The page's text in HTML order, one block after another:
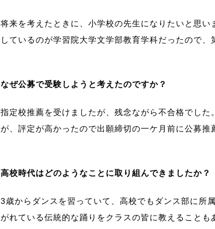
将来を考えたときに、小学校の先生になりたいと思
しているのが学習院大学文学部教育学科だったので、
なぜ公募で受験しようと考えたのですか？
指定校推薦を受けましたが、残念ながら不合格でし
が、評定が高かったので出願締切の一ケ月前に公募推
高校時代はどのようなことに取り組んできましたか？
3歳からダンスを習っていて、高校でもダンス部に所
がれている伝統的な踊りをクラスの皆に教えることも